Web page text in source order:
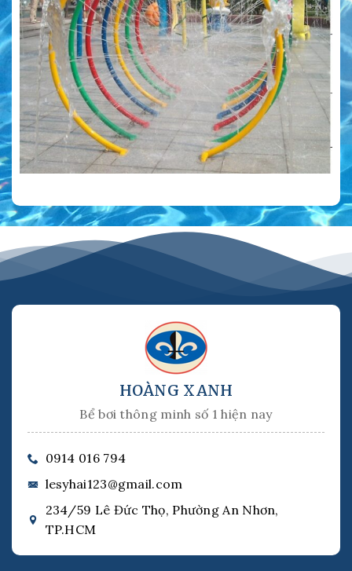
HOÀNG XANH
Bể bơi thông minh số 1 hiện nay
0914 016 794
lesyhai123@gmail.com
234/59 Lê Đức Thọ, Phường An Nhơn,
TP.HCM